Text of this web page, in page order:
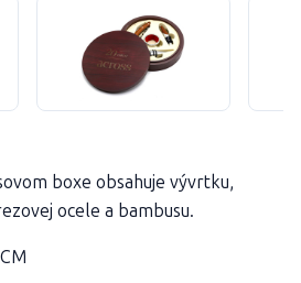
boxe obsahuje vývrtku,
ocele a bambusu.